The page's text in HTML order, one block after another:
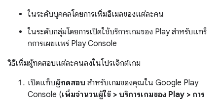
ในระดับบุคคลโดยการเพิ่มอีเมลของแต่ละคน
ในระดับกลุ่มโดยการเปิดใช้บริการเกมของ Play สำหรับแทร็
กการเผยแพร่ Play Console
วิธีเพิ่มผู้ทดสอบแต่ละคนลงในโปรเจ็กต์เกม
เปิดแท็บผู้ทดสอบ สำหรับเกมของคุณใน Google Play
Console (เพิ่มจำนวนผู้ใช้ > บริการเกมของ Play > การ